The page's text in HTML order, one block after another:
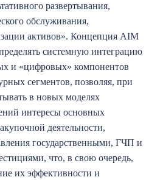
развертывания,
обслуживания,
активов». Концепция AIM
системную интеграцию
и «цифровых» компонентов
сегментов, позволяя, при
в новых моделях
интересы основных
деятельности,
государственными, ГЧП и
что, в свою очередь,
их эффективности и